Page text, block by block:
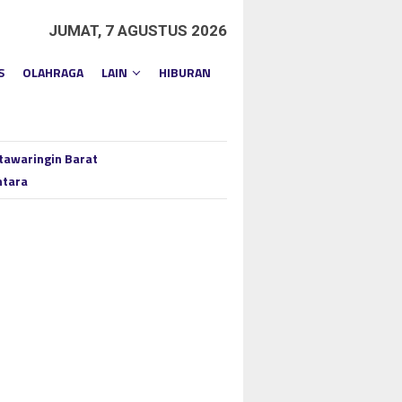
JUMAT, 7 AGUSTUS 2026
OLAHRAGA LAIN HIBURAN
Barat